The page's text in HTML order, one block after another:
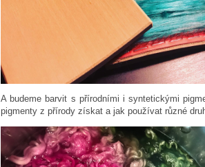
A budeme barvit s přírodními i syntetickými
pigmenty z přírody získat a jak používat různé